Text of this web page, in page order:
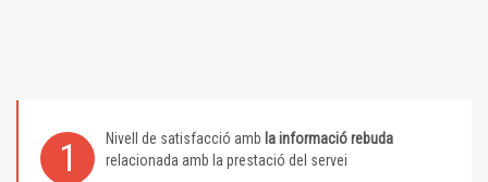
1 Nivell de satisfacció amb la informació rebuda
relacionada amb la prestació del servei